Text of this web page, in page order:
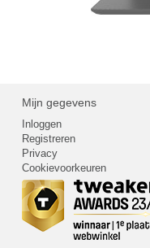
Mijn gegevens
Inloggen
Registreren
Privacy
Cookievoorkeuren